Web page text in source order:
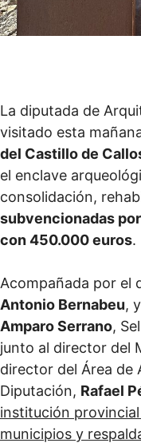
La diputada de
visitado esta
del Castillo de
el enclave
consolidación,
subvencionadas
con 450.000 euros.
Acompañada por el
Antonio Bernabeu,
Amparo Serrano,
junto al director del
director del Área de
Diputación, Rafael
institución
municipios y